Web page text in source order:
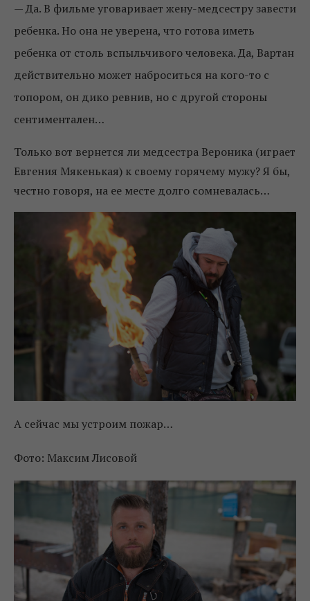
—Да. В фильме уговаривает жену-медсестру завести
ребенка. Но она не уверена, что готова иметь
ребенка от столь вспыльчивого человека. Да, Вартан
действительно может наброситься на кого-то с
топором, он дико ревнив, но с другой стороны
сентиментален…
Только вот вернется ли медсестра Вероника (играет
Евгения Мякенькая) к своему горячему мужу? Я бы,
честно говоря, на ее месте долго сомневалась…
А сейчас мы устроим пожар…
Фото: Максим Лисовой